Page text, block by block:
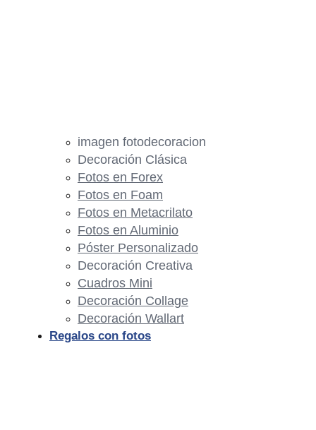
imagen fotodecoracion
Decoración Clásica
Fotos en Forex
Fotos en Foam
Fotos en Metacrilato
Fotos en Aluminio
Póster Personalizado
Decoración Creativa
Cuadros Mini
Decoración Collage
Decoración Wallart
Regalos con fotos